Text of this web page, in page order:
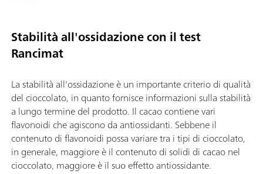
Stabilità all'ossidazione con il test
Rancimat
La stabilità all'ossidazione è un importante criterio di qualità
del cioccolato, in quanto fornisce informazioni sulla stabilità
a lungo termine del prodotto. Il cacao contiene vari
flavonoidi che agiscono da antiossidanti. Sebbene il
contenuto di flavonoidi possa variare tra i tipi di cioccolato,
in generale, maggiore è il contenuto di solidi di cacao nel
cioccolato, maggiore è il suo effetto antiossidante.